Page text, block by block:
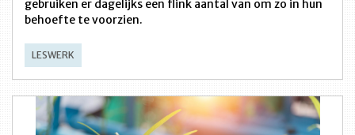
gebruiken er dagelijks een flink aantal van om zo in hun
behoefte te voorzien.
LESWERK